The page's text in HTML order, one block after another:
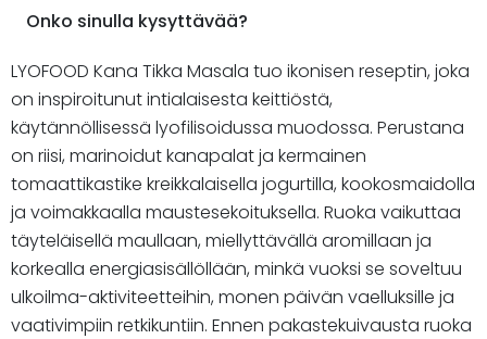
Onko sinulla kysyttävää?
LYOFOOD Kana Tikka Masala tuo ikonisen reseptin, joka
on inspiroitunut intialaisesta keittiöstä,
käytännöllisessä lyofilisoidussa muodossa. Perustana
on riisi, marinoidut kanapalat ja kermainen
tomaattikastike kreikkalaisella jogurtilla, kookosmaidolla
ja voimakkaalla maustesekoituksella. Ruoka vaikuttaa
täyteläisellä maullaan, miellyttävällä aromillaan ja
korkealla energiasisällöllään, minkä vuoksi se soveltuu
ulkoilma-aktiviteetteihin, monen päivän vaelluksille ja
vaativimpiin retkikuntiin. Ennen pakastekuivausta ruoka